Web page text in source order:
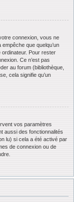
connexion, vous ne
que quelqu’un
ordinateur. Pour rester
Ce n’est pas
au forum (bibliothèque,
cela signifie qu’un
vos paramètres
aussi des fonctionnalités
lu) si cela a été activé par
de connexion ou de